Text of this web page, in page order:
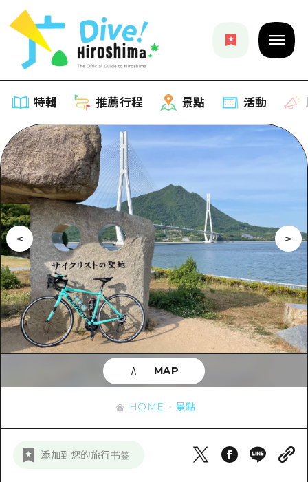
特輯 推薦行程 景點 活動
特輯
列表
推薦
藝術
活動·廟會
美食·酒水
騎自行車
購物
運動
夜晚生活
推薦行程
列表
Dive! Hiroshima 官方向導
廣島隨意旅行
廣島市內
安芸
答對了
宮島周邊
景點
列表
廣島市內
安芸
答對了
美北
東山口
活動
即時訊息
有用的信息
列表
新聞
HOME 景點
添加到您的旅行书签
MAP